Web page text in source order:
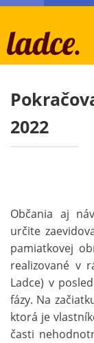
2022
Občania aj
určite
pamiatkovej
realizované v
Ladce) v
fázy. Na
ktorá je
časti